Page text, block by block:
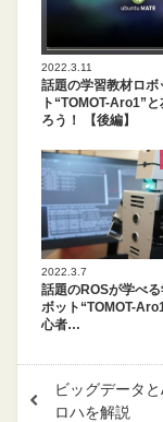
2022.3.11
話題の学習教材ロボ
ト“TOMOT-Aro1”
ろう！ 【後編】
2022.3.7
話題のROSが学べ
ボット“TOMOT-
心者…
ビッグデータ
ロハを解説